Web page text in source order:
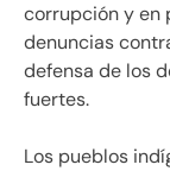
corrupción y en
denuncias
defensa de los
fuertes.
Los pueblos